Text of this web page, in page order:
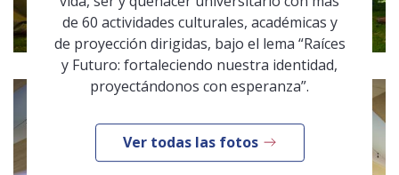
de 60 actividades culturales, académicas y
de proyección dirigidas, bajo el lema “Raíces
y Futuro: fortaleciendo nuestra identidad,
proyectándonos con esperanza”.
Ver todas las fotos